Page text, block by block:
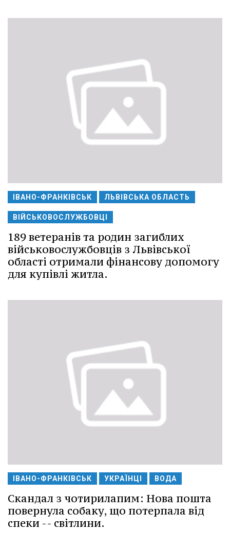
ІВАНО-ФРАНКІВСЬК ЛЬВІВСЬКА ОБЛАСТЬ
ВІЙСЬКОВОСЛУЖБОВЦІ
189 ветеранів та родин загиблих
військовослужбовців з Львівської
області отримали фінансову допомогу
для купівлі житла.
ІВАНО-ФРАНКІВСЬК УКРАЇНЦІ ВОДА
Скандал з чотирилапим: Нова пошта
повернула собаку, що потерпала від
спеки -- світлини.